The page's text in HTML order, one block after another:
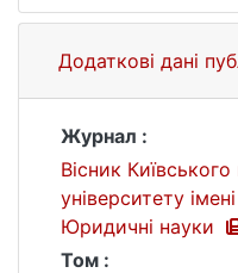
Додаткові дані
Журнал :
Вісник
університету
Юридичні науки
Том :